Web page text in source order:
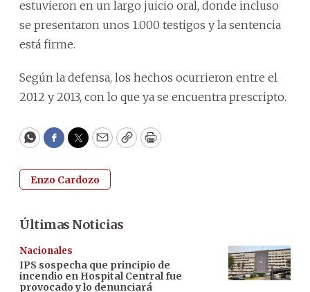
estuvieron en un largo juicio oral, donde incluso
se presentaron unos 1.000 testigos y la sentencia
está firme.
Según la defensa, los hechos ocurrieron entre el
2012 y 2013, con lo que ya se encuentra prescripto.
WhatsApp
Facebook
Twitter
EmailCopyPrint
Enzo Cardozo
Últimas Noticias
Nacionales
IPS sospecha que principio de
incendio en Hospital Central fue
provocado y lo denunciará